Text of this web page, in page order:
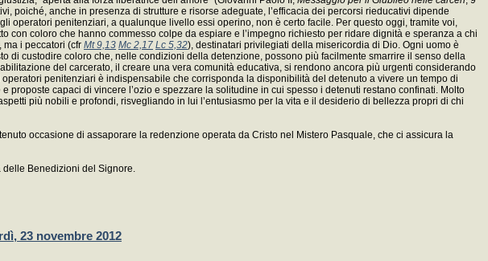
poiché, anche in presenza di strutture e risorse adeguate, l’efficacia dei percorsi rieducativi dipende
operatori penitenziari, a qualunque livello essi operino, non è certo facile. Per questo oggi, tramite voi,
coloro che hanno commesso colpe da espiare e l’impegno richiesto per ridare dignità e speranza a chi
ma i peccatori (cfr Mt 9,13 Mc 2,17 Lc 5,32), destinatari privilegiati della misericordia di Dio. Ogni uomo è
di custodire coloro che, nelle condizioni della detenzione, possono più facilmente smarrire il senso della
del carcerato, il creare una vera comunità educativa, si rendono ancora più urgenti considerando
penitenziari è indispensabile che corrisponda la disponibilità del detenuto a vivere un tempo di
capaci di vincere l’ozio e spezzare la solitudine in cui spesso i detenuti restano confinati. Molto
più nobili e profondi, risvegliando in lui l’entusiasmo per la vita e il desiderio di bellezza propri di chi
occasione di assaporare la redenzione operata da Cristo nel Mistero Pasquale, che ci assicura la
delle Benedizioni del Signore.
23 novembre 2012